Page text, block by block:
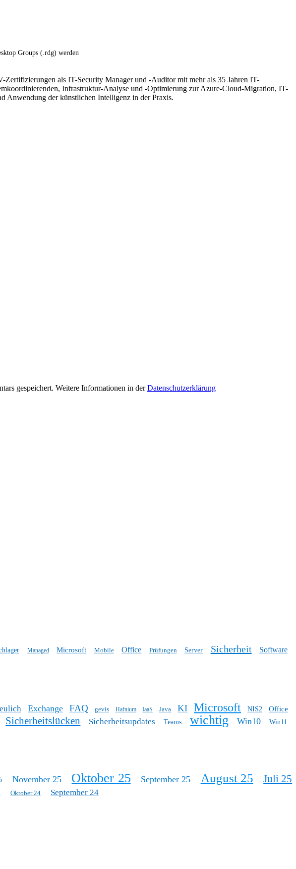
Groups (.rdg) werden
als IT-Security Manager und -Auditor mit mehr als 35 Jahren IT-
Infrastruktur-Analyse und -Optimierung zur Azure-Cloud-Migration, IT-
Anwendung der künstlichen Intelligenz in der Praxis.
gespeichert. Weitere Informationen in derDatenschutzerklärung
Managed Microsoft Mobile Office Prüfungen Server Sicherheit Software
Exchange FAQ gevis Hafnium IaaS Java KI Microsoft NIS2
Office
Sicherheitslücken Sicherheitsupdates Teams wichtig Win10 Win11
November 25 Oktober 25 September 25 August 25 Juli 25
Oktober 24 September 24